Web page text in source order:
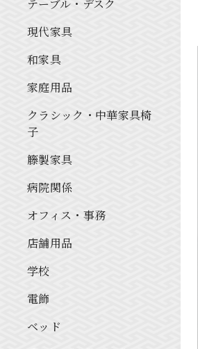
テーブル・デスク
現代家具
和家具
家庭用品
クラシック・中華家具椅
子
籐製家具
病院関係
オフィス・事務
店舗用品
学校
電飾
ベッド